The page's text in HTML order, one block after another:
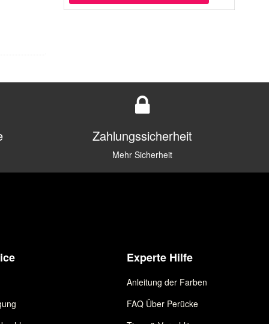
Zahlungssicherheit
Mehr Sicherheit
Experte Hilfe
Anleitung der Farben
FAQ Über Perücke